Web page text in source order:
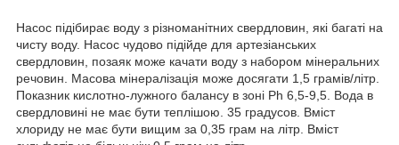
Насос підібирає воду з різноманітних свердловин, які багаті на
чисту воду. Насос чудово підійде для артезіанських
свердловин, позаяк може качати воду з набором мінеральних
речовин. Масова мінералізація може досягати 1,5 грамів/літр.
Показник кислотно-лужного балансу в зоні Ph 6,5-9,5. Вода в
свердловині не має бути теплішою. 35 градусов. Вміст
хлориду не має бути вищим за 0,35 грам на літр. Вміст